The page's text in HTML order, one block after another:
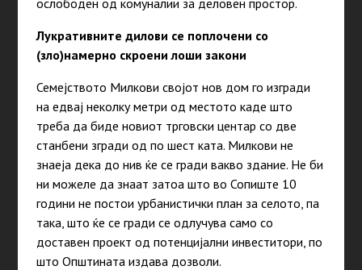
Лукративните дилови се поплочени со
(зло)намерно скроени лоши закони
Семејството Милкови својот нов дом го изгради
на едвај неколку метри од местото каде што
треба да биде новиот трговски центар со две
станбени згради од по шест ката. Милкови не
знаеја дека до нив ќе се гради вакво здание. Не би
ни можеле да знаат затоа што во Сопиште 10
години не постои урбанистички план за селото, па
така, што ќе се гради се одлучува само со
доставен проект од потенцијални инвеститори, по
што Општината издава дозволи.